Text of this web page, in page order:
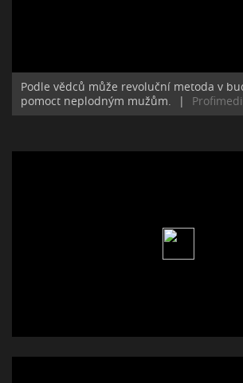
Podle vědců může revoluční metoda v
pomoct neplodným mužům.
|